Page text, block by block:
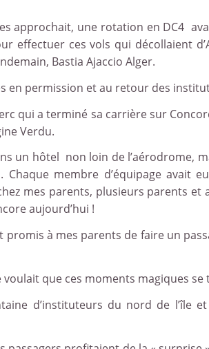
approchait, une rotation en DC4
effectuer ces vols qui décollaient
Bastia Ajaccio Alger.
en permission et au retour des
qui a terminé sa carrière sur
Verdu.
un hôtel non loin de l’aérodrome,
Chaque membre d’équipage avait
mes parents, plusieurs parents et
aujourd’hui !
à mes parents de faire un
que ces moments magiques se
d’instituteurs du nord de l’île